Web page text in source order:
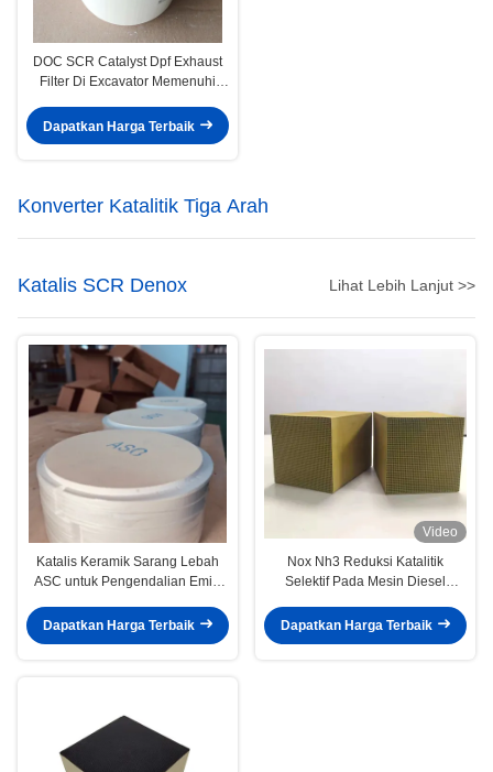
DOC SCR Catalyst Dpf Exhaust
Filter Di Excavator Memenuhi
Dapatkan Harga Terbaik
Konverter Katalitik Tiga Arah
Katalis SCR Denox Lihat Lebih Lanjut >>
Katalis Keramik Sarang Lebah
ASC untuk Pengendalian Emisi
Dapatkan Harga Terbaik
Video
Nox Nh3 Reduksi Katalitik
Selektif Pada Mesin Diesel
Dapatkan Harga Terbaik